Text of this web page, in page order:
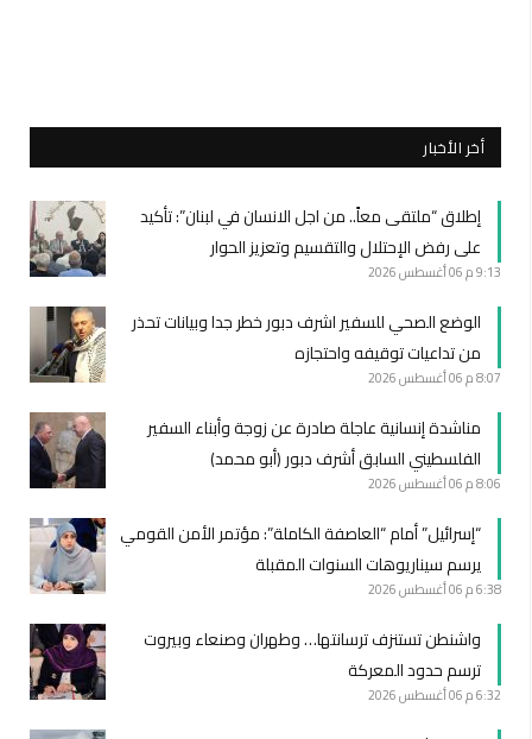
أخر الأخبار
إطلاق “ملتقى معاً.. من اجل الانسان في لبنان”: تأكيد
على رفض الإحتلال والتقسيم وتعزيز الحوار
9:13 م 06 أغسطس 2026
الوضع الصحي للسفير اشرف دبور خطر جدا وبيانات تحذر
من تداعيات توقيفه واحتجازه
8:07 م 06 أغسطس 2026
مناشدة إنسانية عاجلة صادرة عن زوجة وأبناء السفير
الفلسطيني السابق أشرف دبور (أبو محمد)
8:06 م 06 أغسطس 2026
“إسرائيل” أمام “العاصفة الكاملة”: مؤتمر الأمن القومي
يرسم سيناريوهات السنوات المقبلة
6:38 م 06 أغسطس 2026
واشنطن تستنزف ترسانتها… وطهران وصنعاء وبيروت
ترسم حدود المعركة
6:32 م 06 أغسطس 2026